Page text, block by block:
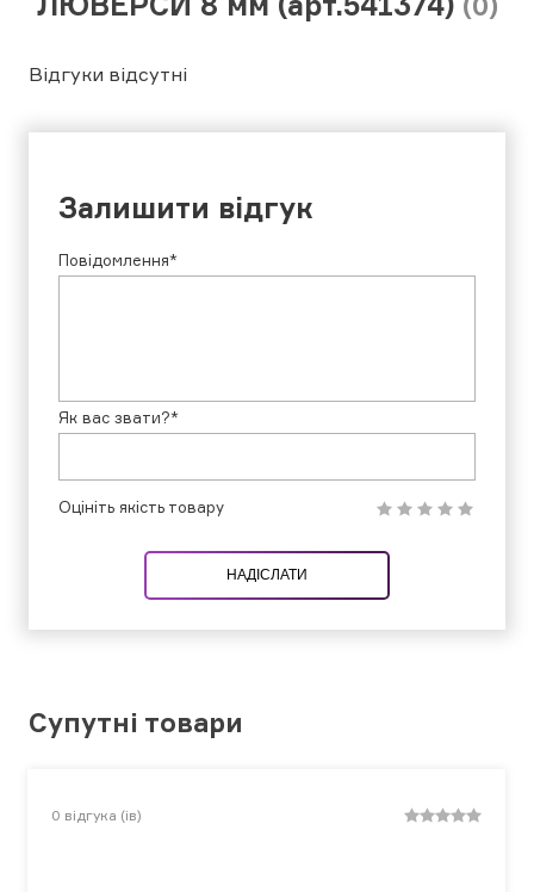
Відгуки відсутні
Залишити відгук
Повідомлення*
Як вас звати?*
Оцініть якість товару
НАДІСЛАТИ
Супутні товари
0 відгука (ів)